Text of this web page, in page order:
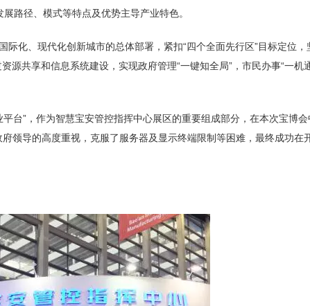
路径、模式等特点及优势主导产业特色。
化、现代化创新城市的总体部署，紧扣“四个全面先行区”目标定位，
源共享和信息系统建设，实现政府管理“一键知全局”，市民办事“一机
台”，作为智慧宝安管控指挥中心展区的重要组成部分，在本次宝博
领导的高度重视，克服了服务器及显示终端限制等困难，最终成功在